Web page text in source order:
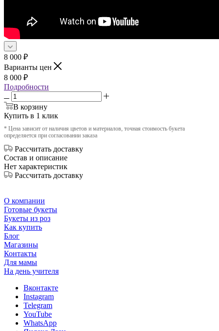
8 000 ₽
Варианты цен
8 000 ₽
Подробности
В корзину
Купить в 1 клик
* Цена зависит от наличия цветов и материалов, точная стоимость букета
определяется при согласовании заказа
Рассчитать доставку
Состав и описание
Нет характеристик
Рассчитать доставку
О компании
Готовые букеты
Букеты из роз
Как купить
Блог
Магазины
Контакты
Для мамы
На день учителя
Вконтакте
Instagram
Telegram
YouTube
WhatsApp